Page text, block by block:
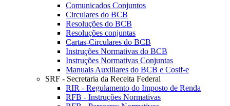
Comunicados Conjuntos
Circulares do BCB
Resoluções do BCB
Resoluções conjuntas
Cartas-Circulares do BCB
Instruções Normativas do BCB
Instruções Normativas Conjuntas
Manuais Auxiliares do BCB e Cosif-e
SRF - Secretaria da Receita Federal
RIR - Regulamento do Imposto de Renda
RFB - Instruções Normativas